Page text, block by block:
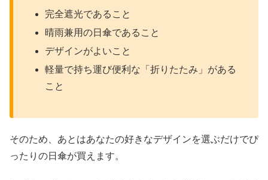
完全遮光であること
晴雨兼用の日傘であること
デザインがよいこと
軽量で持ち運び便利な「折りたたみ」がある
こと
そのため、あとはあなたの好きなデザインを選ぶだけでぴ
ったりの日傘が買えます。